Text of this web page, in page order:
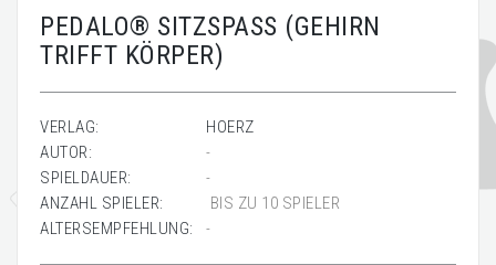
PEDALO® SITZSPASS (GEHIRN
TRIFFT KÖRPER)
VERLAG:
HOERZ
AUTOR:
-
SPIELDAUER:
-
ANZAHL SPIELER:
BIS ZU 10 SPIELER
ALTERSEMPFEHLUNG:
-